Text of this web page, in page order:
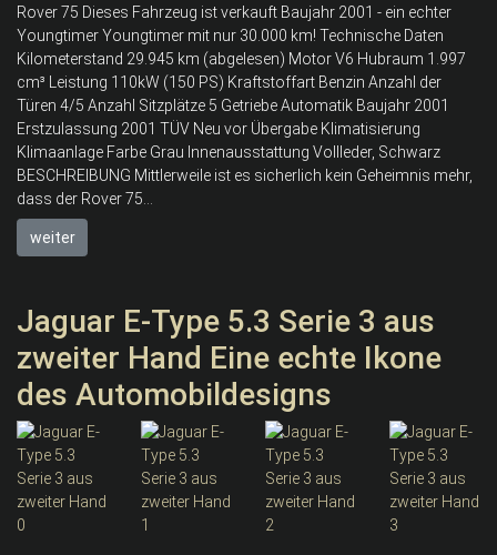
Rover 75 Dieses Fahrzeug ist verkauft Baujahr 2001 - ein echter
Youngtimer Youngtimer mit nur 30.000 km! Technische Daten
Kilometerstand 29.945 km (abgelesen) Motor V6 Hubraum 1.997
cm³ Leistung 110kW (150 PS) Kraftstoffart Benzin Anzahl der
Türen 4/5 Anzahl Sitzplätze 5 Getriebe Automatik Baujahr 2001
Erstzulassung 2001 TÜV Neu vor Übergabe Klimatisierung
Klimaanlage Farbe Grau Innenausstattung Vollleder, Schwarz
BESCHREIBUNG Mittlerweile ist es sicherlich kein Geheimnis mehr,
dass der Rover 75...
weiter
Jaguar E-Type 5.3 Serie 3 aus
zweiter Hand Eine echte Ikone
des Automobildesigns